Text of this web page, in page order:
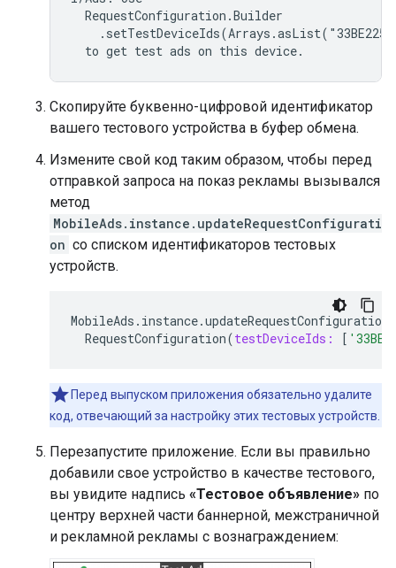
  RequestConfiguration.Builder
  to get test ads on this device.
Скопируйте буквенно-цифровой идентификатор
вашего тестового устройства в буфер обмена.
Измените свой код таким образом, чтобы перед
отправкой запроса на показ рекламы вызывался
метод
MobileAds.instance.updateRequestConfigurati
on со списком идентификаторов тестовых
устройств.
MobileAds . instance.updateRequestConfiguration
RequestConfiguration(testDeviceIds: [
Перед выпуском приложения обязательно удалите
код, отвечающий за настройку этих тестовых устройств.
Перезапустите приложение. Если вы правильно
добавили свое устройство в качестве тестового,
вы увидите надпись «Тестовое объявление» по
центру верхней части баннерной, межстраничной
и рекламной рекламы с вознаграждением: